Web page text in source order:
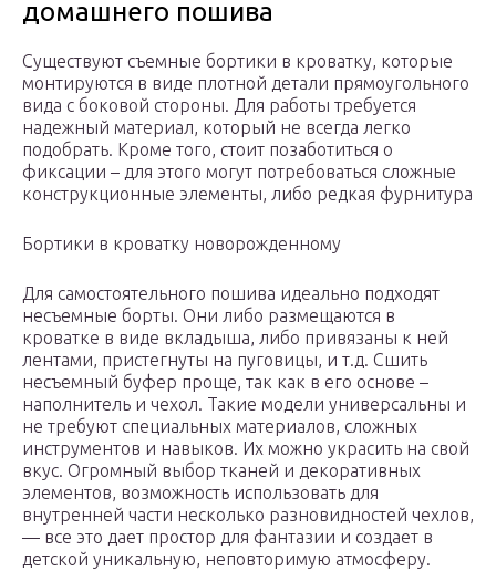
домашнего пошива
Существуют съемные бортики в кроватку, которые
монтируются в виде плотной детали прямоугольного
вида с боковой стороны. Для работы требуется
надежный материал, который не всегда легко
подобрать. Кроме того, стоит позаботиться о
фиксации – для этого могут потребоваться сложные
конструкционные элементы, либо редкая фурнитура
Бортики в кроватку новорожденному
Для самостоятельного пошива идеально подходят
несъемные борты. Они либо размещаются в
кроватке в виде вкладыша, либо привязаны к ней
лентами, пристегнуты на пуговицы, и т.д. Сшить
несъемный буфер проще, так как в его основе –
наполнитель и чехол. Такие модели универсальны и
не требуют специальных материалов, сложных
инструментов и навыков. Их можно украсить на свой
вкус. Огромный выбор тканей и декоративных
элементов, возможность использовать для
внутренней части несколько разновидностей чехлов,
— все это дает простор для фантазии и создает в
детской уникальную, неповторимую атмосферу.